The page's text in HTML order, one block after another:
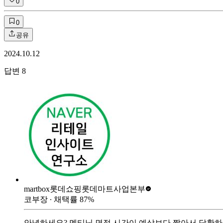
0
공유
2024.10.12
답변 8
martbox롯데쇼핑롯데마트사업본부
코부장 ∙ 채택률 87%